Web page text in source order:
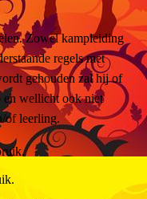
Zowel kampleiding
regels met
gehouden zal hij of
en wellicht ook niet
of leerling.